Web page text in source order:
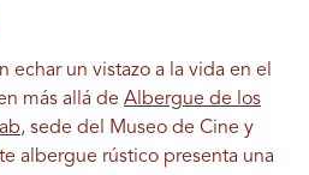
echar un vistazo a la vida en el
más allá de Albergue de los
, sede del Museo de Cine y
albergue rústico presenta una